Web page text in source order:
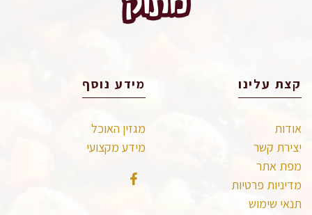
קצת עלינו
אודות
יצירת קשר
מפת אתר
מדיניות פרטיות
תנאי שימוש
מידע נוסף
מגזין האוכל
מידע מקצועי